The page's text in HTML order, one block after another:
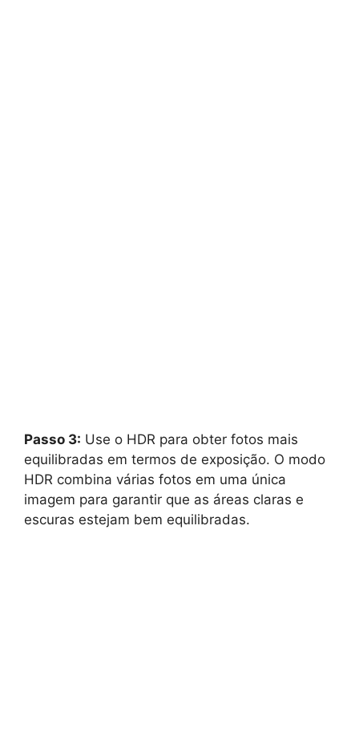
Passo 3: Use o HDR para obter fotos mais
equilibradas em termos de exposição. O modo
HDR combina várias fotos em uma única
imagem para garantir que as áreas claras e
escuras estejam bem equilibradas.